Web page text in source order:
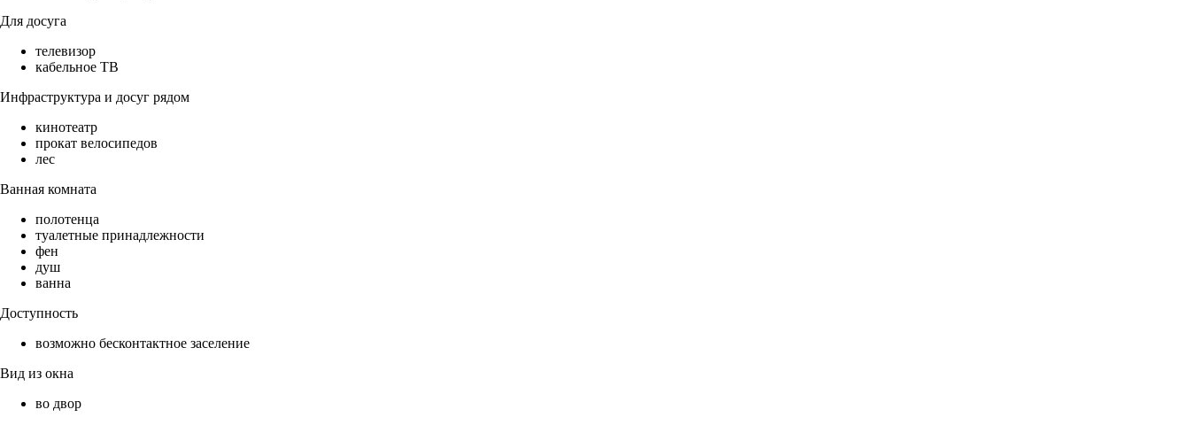
Для досуга
телевизор
кабельное ТВ
Инфраструктура и досуг рядом
кинотеатр
прокат велосипедов
лес
Ванная комната
полотенца
туалетные принадлежности
фен
душ
ванна
Доступность
возможно бесконтактное заселение
Вид из окна
во двор